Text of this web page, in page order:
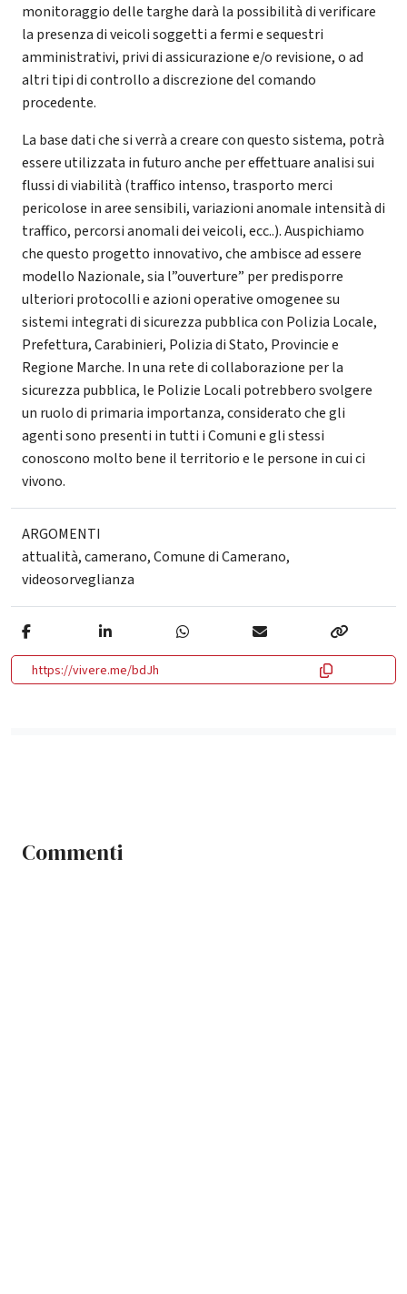
monitoraggio delle targhe darà la possibilità di verificare
la presenza di veicoli soggetti a fermi e sequestri
amministrativi, privi di assicurazione e/o revisione, o ad
altri tipi di controllo a discrezione del comando
procedente.
La base dati che si verrà a creare con questo sistema, potrà
essere utilizzata in futuro anche per effettuare analisi sui
flussi di viabilità (traffico intenso, trasporto merci
pericolose in aree sensibili, variazioni anomale intensità di
traffico, percorsi anomali dei veicoli, ecc..). Auspichiamo
che questo progetto innovativo, che ambisce ad essere
modello Nazionale, sia l”ouverture” per predisporre
ulteriori protocolli e azioni operative omogenee su
sistemi integrati di sicurezza pubblica con Polizia Locale,
Prefettura, Carabinieri, Polizia di Stato, Provincie e
Regione Marche. In una rete di collaborazione per la
sicurezza pubblica, le Polizie Locali potrebbero svolgere
un ruolo di primaria importanza, considerato che gli
agenti sono presenti in tutti i Comuni e gli stessi
conoscono molto bene il territorio e le persone in cui ci
vivono.
ARGOMENTI
attualità,camerano,Comune di Camerano,
videosorveglianza
https://vivere.me/bdJh
Commenti